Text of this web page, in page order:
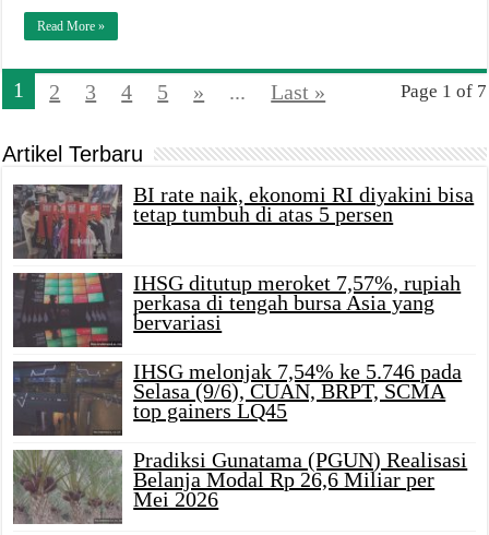
Read More »
Page 1 of 7
1 2 3 4 5 » ... Last »
Artikel Terbaru
BI rate naik, ekonomi RI diyakini bisa
tetap tumbuh di atas 5 persen
IHSG ditutup meroket 7,57%, rupiah
perkasa di tengah bursa Asia yang
bervariasi
IHSG melonjak 7,54% ke 5.746 pada
Selasa (9/6), CUAN, BRPT, SCMA
top gainers LQ45
Pradiksi Gunatama (PGUN) Realisasi
Belanja Modal Rp 26,6 Miliar per
Mei 2026